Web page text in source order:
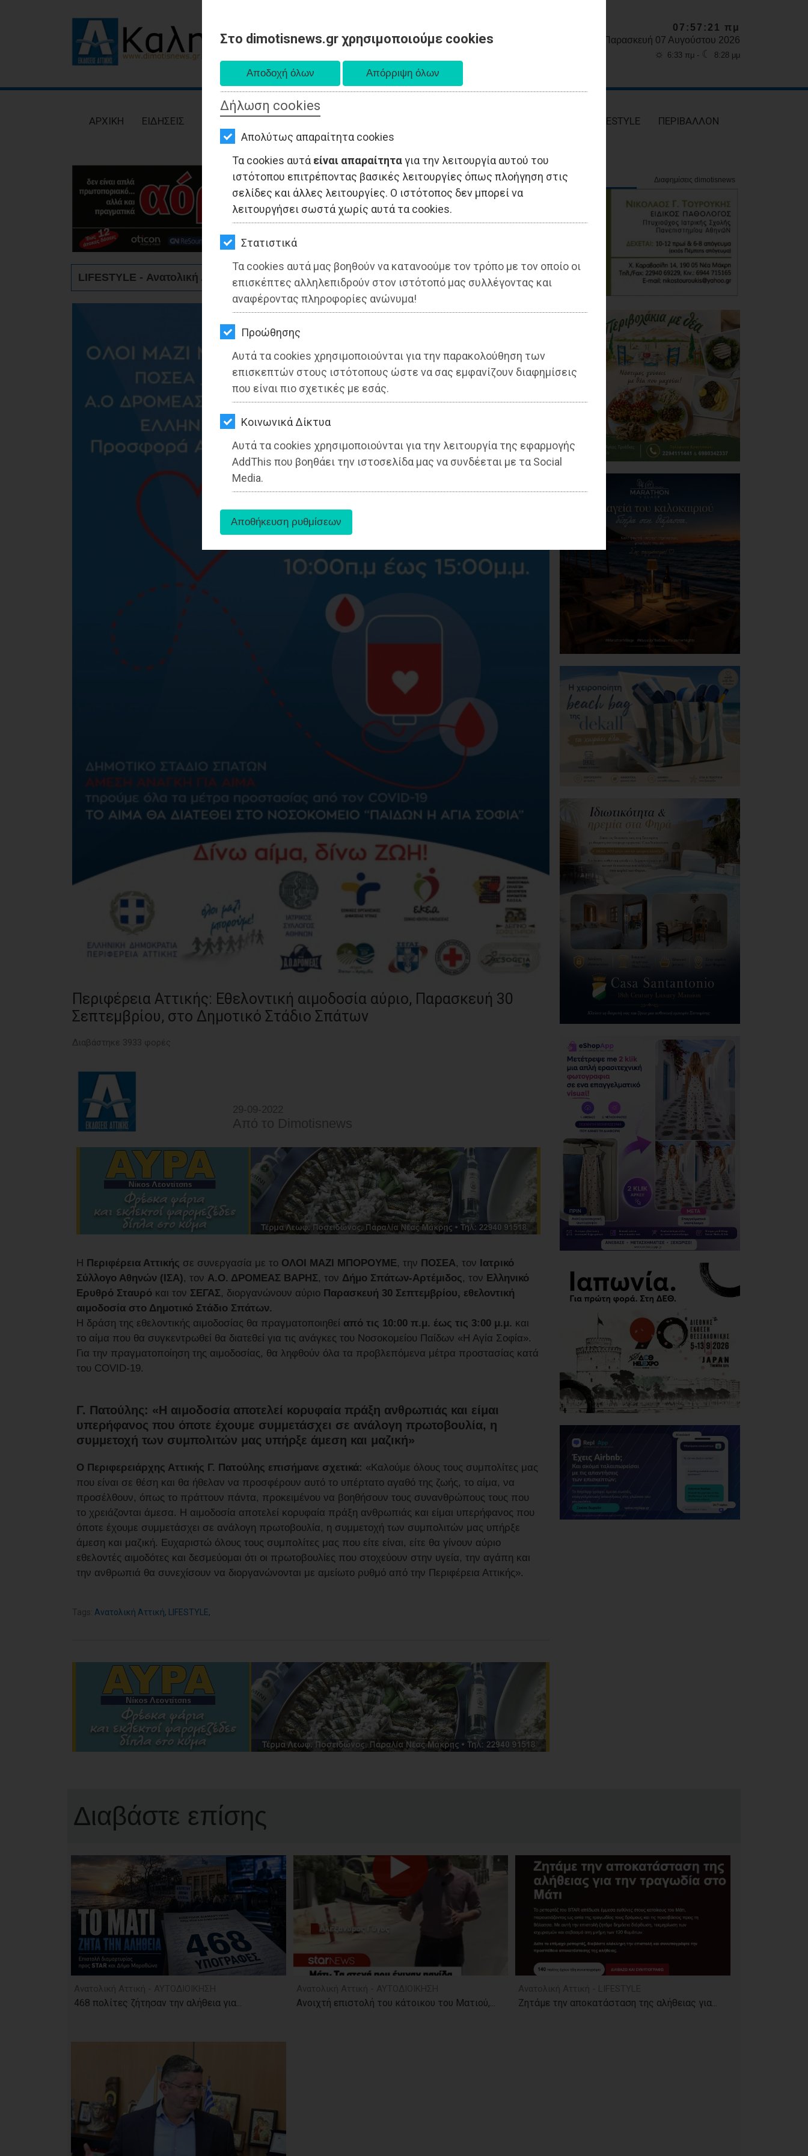
Στο dimotisnews.gr χρησιμοποιούμε cookies
Δήλωση cookies
Απολύτως απαραίτητα cookies
Τα cookies αυτά είναι απαραίτηταγια την λειτουργία αυτού του
ιστότοπου επιτρέποντας βασικές λειτουργίες όπως πλοήγηση στις
σελίδες και άλλες λειτουργίες. Ο ιστότοπος δεν μπορεί να
λειτουργήσει σωστά χωρίς αυτά τα cookies.
Στατιστικά
Τα cookies αυτά μας βοηθούν να κατανοούμε τον τρόπο με τον οποίο οι
επισκέπτες αλληλεπιδρούν στον ιστότοπό μας συλλέγοντας και
αναφέροντας πληροφορίες ανώνυμα!
Προώθησης
Αυτά τα cookies χρησιμοποιούνται για την παρακολούθηση των
επισκεπτών στους ιστότοπους ώστε να σας εμφανίζουν διαφημίσεις
που είναι πιο σχετικές με εσάς.
Kοινωνικά Δίκτυα
Αυτά τα cookies χρησιμοποιούνται για την λειτουργία της εφαρμογής
AddThis που βοηθάει την ιστοσελίδα μας να συνδέεται με τα Social
Media.
ΕΙΔΗΣΕΙΣ
ΟΙΚΟΝΟΜΙΑ
ΑΘΛΗΤΙΣΜΟΣ
ΠΟΛΙΤΙΣΜΟΣ
ΚΑΤΟΙΚΙΔΙΟ
07:57:22 πμ
Παρασκευή 07 Αυγούστου 2026
☼ 6:33 πμ - ☾ 8:28 μμ
AΡΧΙΚΗ ΕΙΔΗΣΕΙΣ LIFESTYLE ΠΕΡΙΒΑΛΛΟΝ
LIFESTYLE - Ανατολική Αττική
Περιφέρεια Αττικής: Εθελοντική αιμοδοσία αύριο, Παρασκευή 30
Σεπτεμβρίου, στο Δημοτικό Στάδιο Σπάτων
Διαβάστηκε 3933 φορές
29-09-2022
Από τo Dimotisnews
Η Περιφέρεια Αττικής σε συνεργασία με το ΟΛΟΙ ΜΑΖΙ ΜΠΟΡΟΥΜΕ, την ΠΟΣΕΑ, τον
Ιατρικό
Σύλλογο Αθηνών (ΙΣΑ), τον Α.Ο. ΔΡΟΜΕΑΣ ΒΑΡΗΣ, τον Δήμο Σπάτων-Αρτέμιδος, τον Ελληνικό
Ερυθρό Σταυρό και τον ΣΕΓΑΣ, διοργανώνουν αύριο Παρασκευή 30 Σεπτεμβρίου, εθελοντική
αιμοδοσία στο Δημοτικό Στάδιο Σπάτων.
Η δράση της εθελοντικής αιμοδοσίας θα πραγματοποιηθεί από τις 10:00 π.μ. έως τις 3:00 μ.μ. και
το αίμα που θα συγκεντρωθεί θα διατεθεί για τις ανάγκες του Νοσοκομείου Παίδων «Η Αγία Σοφία».
Για την πραγματοποίηση της αιμοδοσίας, θα ληφθούν όλα τα προβλεπόμενα μέτρα προστασίας κατά
του COVID-19.
Γ. Πατούλης: «Η αιμοδοσία αποτελεί κορυφαία πράξη ανθρωπιάς και είμαι
υπερήφανος που όποτε έχουμε συμμετάσχει σε ανάλογη πρωτοβουλία, η
συμμετοχή των συμπολιτών μας υπήρξε άμεση και μαζική»
Ο Περιφερειάρχης Αττικής Γ. Πατούλης επισήμανε σχετικά: «Καλούμε όλους τους συμπολίτες μας
που είναι σε θέση και θα ήθελαν να προσφέρουν αυτό το υπέρτατο αγαθό της ζωής, το αίμα, να
προσέλθουν, όπως το πράττουν πάντα, προκειμένου να βοηθήσουν τους συνανθρώπους τους που
το χρειάζονται άμεσα. Η αιμοδοσία αποτελεί κορυφαία πράξη ανθρωπιάς και είμαι υπερήφανος που
όποτε έχουμε συμμετάσχει σε ανάλογη πρωτοβουλία, η συμμετοχή των συμπολιτών μας υπήρξε
άμεση και μαζική. Ευχαριστώ όλους τους συμπολίτες μας που είτε είναι, είτε θα γίνουν αύριο
εθελοντές αιμοδότες και δεσμεύομαι ότι οι πρωτοβουλίες που στοχεύουν στην υγεία, την αγάπη και
την ανθρωπιά θα συνεχίσουν να διοργανώνονται με αμείωτο ρυθμό από την Περιφέρεια Αττικής».
Tags: Ανατολική Αττική, LIFESTYLE,
Διαβάστε επίσης
468 πολίτες ζήτησαν την αλήθεια για... Ανοιχτή επιστολή του κάτοικου του Ματιού,... Ζητάμε την αποκατάσταση της αλήθειας για...